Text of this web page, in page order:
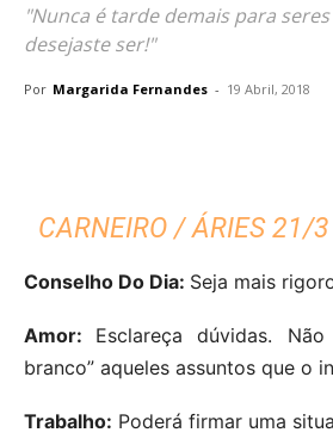
"Nunca é tarde demais para
desejaste ser!"
Por Margarida Fernandes - 19 Abril, 2018
CARNEIRO / ÁRIES 21/
Conselho Do Dia: Seja mais
Amor: Esclareça dúvidas.
branco” aqueles assuntos que o
Trabalho: Poderá firmar uma